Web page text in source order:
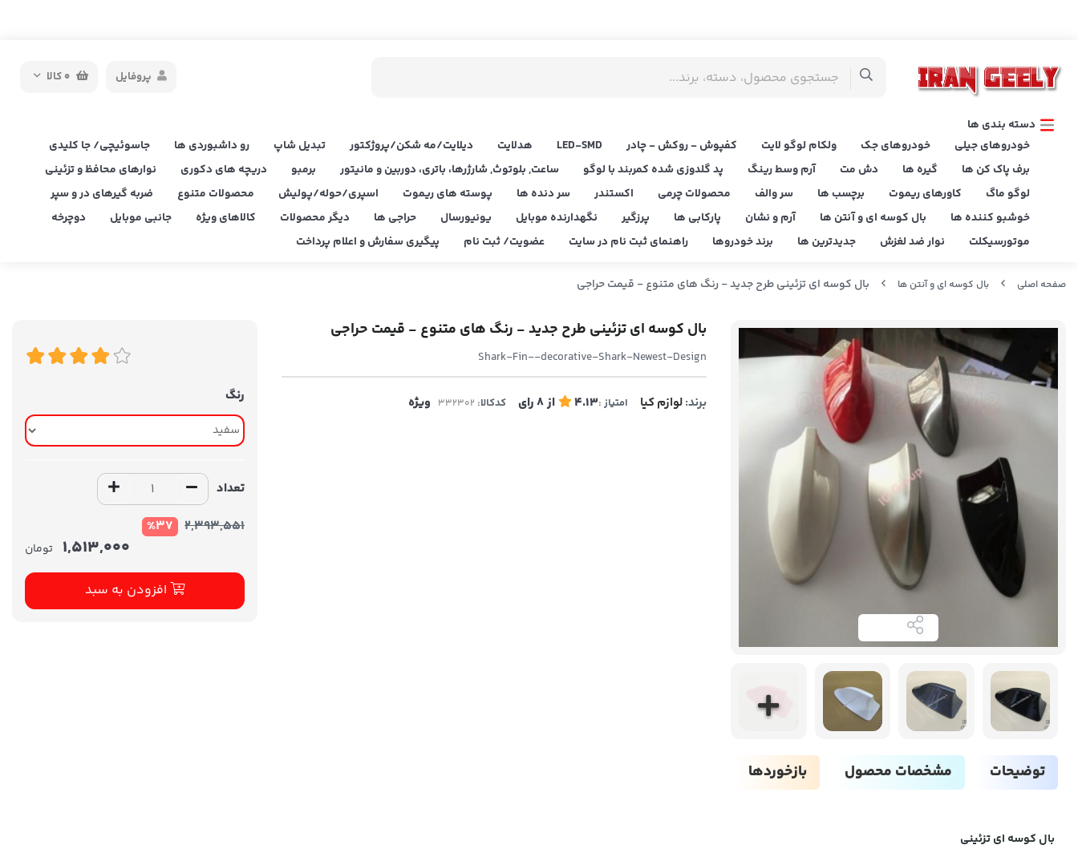
0کالا پروفایل
دسته بندی ها
خودروهای جیلی
خودروهای جک ولکام لوگو لایت کفپوش - روکش - چادر LED‌-SMD هدلایت دیلایت/مه شکن/پروژکتور تبدیل شاپ رو داشبوردی ها
جاسوئیچی/ جا کلیدی
برف پاک کن ها
گیره ها دش مت آرم وسط رینگ پد گلدوزی شده کمربند با لوگو ساعت, بلوتوث, شارژرها، باتری، دوربین و مانیتور برمبو دریچه های دکوری
نوارهای محافظ و تزئینی
لوگو ماگ
کاورهای ریموت برچسب ها سر والف محصولات چرمی اکستندر سر دنده ها پوسته های ریموت اسپری/حوله/پولیش محصولات متنوع
ضربه گیرهای در و سپر
خوشبو کننده ها
بال کوسه ای و آنتن ها آرم و نشان پارکابی ها پرزگیر نگهدارنده موبایل یونیورسال حراجی ها دیگر محصولات کالاهای ویژه جانبی موبایل
دوچرخه
موتورسیکلت
نوار ضد لغزش جدیدترین ها برند خودروها راهنمای ثبت نام در سایت عضویت/ ثبت نام پیگیری سفارش و اعلام پرداخت
صفحه اصلی بال کوسه ای و آنتن ها بال کوسه ای تزئینی طرح جدید - رنگ های متنوع - قیمت حراجی
بال کوسه ای تزئینی طرح جدید - رنگ های متنوع - قیمت حراجی
Shark-Fin--decorative-Shark-Newest-Design
برند:لوازم کیا امتیاز :4.13 از8رای کدکالا: ویژه رنگ
تعداد
2,393,551
%37
1,513,000 تومان
افزودن به سبد
توضیحات مشخصات محصول بازخوردها
بال کوسه ای تزئینی